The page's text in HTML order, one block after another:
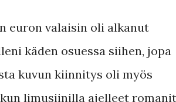
euron valaisin oli alkanut
käden osuessa siihen, jopa
kuvun kiinnitys oli myös
limusiinilla ajelleet romanit